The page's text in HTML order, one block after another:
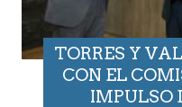
TORRES Y
CON EL
IMPULSO